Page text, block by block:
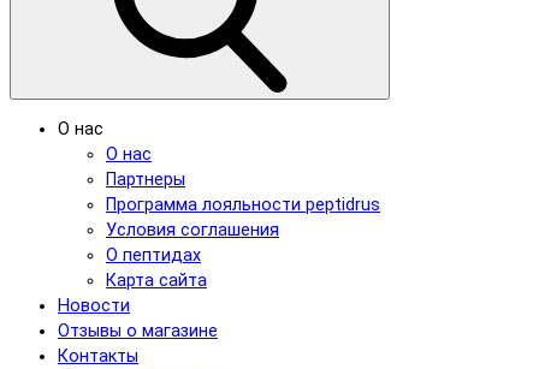
О нас
О нас
Партнеры
Программа лояльности peptidrus
Условия соглашения
О пептидах
Карта сайта
Новости
Отзывы о магазине
Контакты